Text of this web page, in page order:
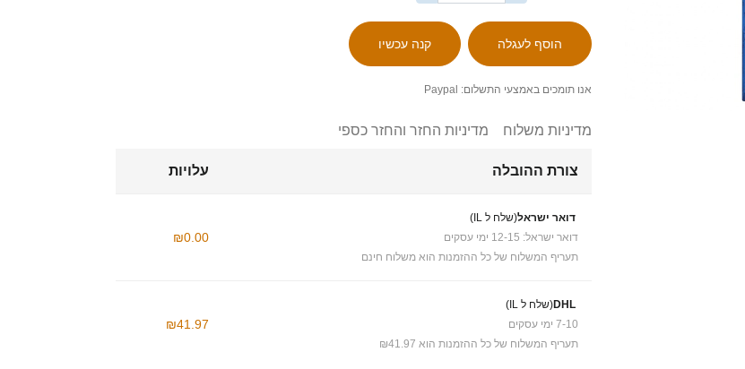
אנו תומכים באמצעי התשלום: Paypal
מדיניות משלוח מדיניות החזר והחזר כספי
צורת ההובלה עלויות
דואר ישראל(שלח ל IL)
דואר ישראל: 12-15 ימי עסקים
תעריף המשלוח של כל ההזמנות הוא משלוח חינם
₪0.00
DHL(שלח ל IL)
7-10 ימי עסקים
תעריף המשלוח של כל ההזמנות הוא ₪41.97
₪41.97